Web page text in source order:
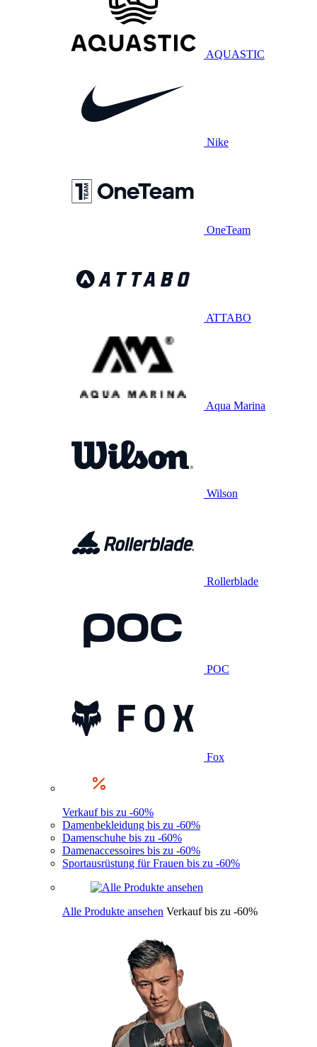
AQUASTIC
Nike
OneTeam
ATTABO
Aqua Marina
Wilson
Rollerblade
POC
Fox
Verkauf bis zu -60%
Damenbekleidung bis zu -60%
Damenschuhe bis zu -60%
Damenaccessoires bis zu -60%
Sportausrüstung für Frauen bis zu -60%
Alle Produkte ansehen Verkauf bis zu -60%